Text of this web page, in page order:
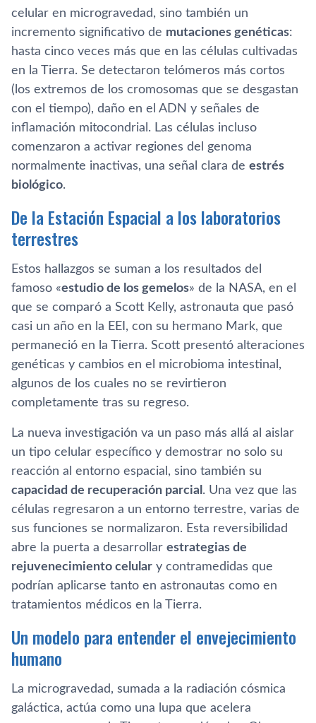
celular en microgravedad, sino también un
incremento significativo de mutaciones genéticas:
hasta cinco veces más que en las células cultivadas
en la Tierra. Se detectaron telómeros más cortos
(los extremos de los cromosomas que se desgastan
con el tiempo), daño en el ADN y señales de
inflamación mitocondrial. Las células incluso
comenzaron a activar regiones del genoma
normalmente inactivas, una señal clara de estrés
biológico.
De la Estación Espacial a los laboratorios
terrestres
Estos hallazgos se suman a los resultados del
famoso «estudio de los gemelos» de la NASA, en el
que se comparó a Scott Kelly, astronauta que pasó
casi un año en la EEI, con su hermano Mark, que
permaneció en la Tierra. Scott presentó alteraciones
genéticas y cambios en el microbioma intestinal,
algunos de los cuales no se revirtieron
completamente tras su regreso.
La nueva investigación va un paso más allá al aislar
un tipo celular específico y demostrar no solo su
reacción al entorno espacial, sino también su
capacidad de recuperación parcial . Una vez que las
células regresaron a un entorno terrestre, varias de
sus funciones se normalizaron. Esta reversibilidad
abre la puerta a desarrollar estrategias de
rejuvenecimiento celular y contramedidas que
podrían aplicarse tanto en astronautas como en
tratamientos médicos en la Tierra.
Un modelo para entender el envejecimiento
humano
La microgravedad, sumada a la radiación cósmica
galáctica, actúa como una lupa que acelera